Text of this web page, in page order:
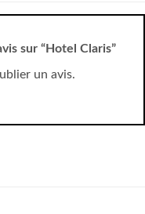
sur “Hotel Claris”
un avis.